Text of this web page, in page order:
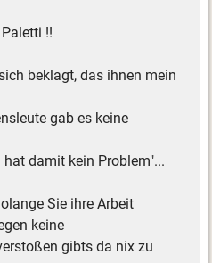
!!
beklagt, das ihnen mein
gab es keine
damit kein Problem"...
Sie ihre Arbeit
keine
gibts da nix zu